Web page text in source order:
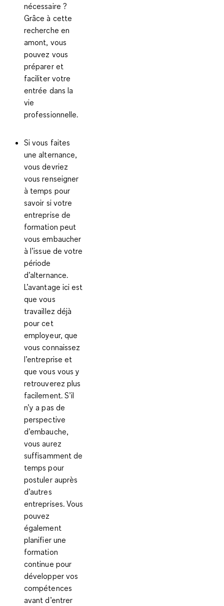
nécessaire ?
Grâce à cette
recherche en
amont, vous
pouvez vous
préparer et
faciliter votre
entrée dans la
vie
professionnelle.
Si vous faites
une alternance,
vous devriez
vous renseigner
à temps pour
savoir si votre
entreprise de
formation peut
vous embaucher
à l’issue de votre
période
d’alternance.
L’avantage ici est
que vous
travaillez déjà
pour cet
employeur, que
vous connaissez
l’entreprise et
que vous vous y
retrouverez plus
facilement. S’il
n’y a pas de
perspective
d’embauche,
vous aurez
suffisamment de
temps pour
postuler auprès
d’autres
entreprises. Vous
pouvez
également
planifier une
formation
continue pour
développer vos
compétences
avant d’entrer